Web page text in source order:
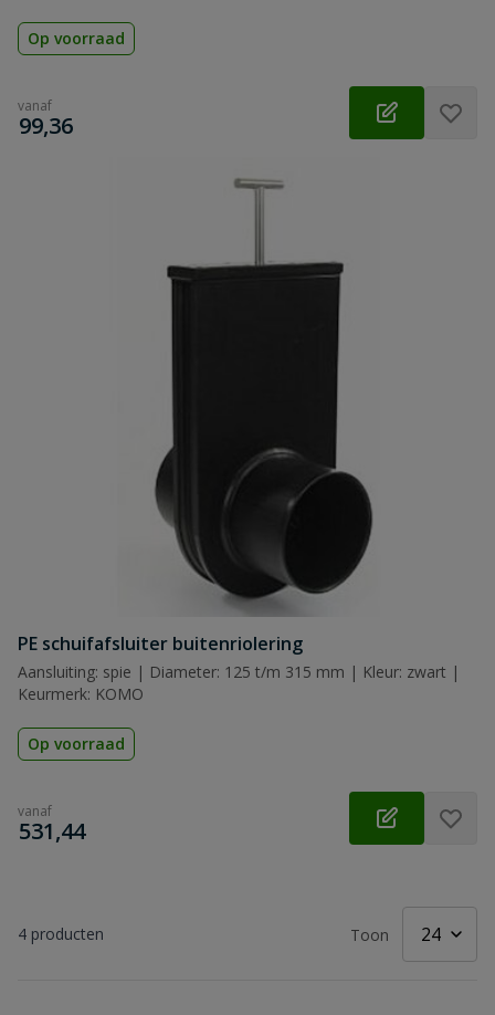
Op voorraad
vanaf
€
99,36
PE schuifafsluiter buitenriolering
Aansluiting: spie | Diameter: 125 t/m 315 mm | Kleur: zwart |
Keurmerk: KOMO
Op voorraad
vanaf
€
531,44
4 producten Toon